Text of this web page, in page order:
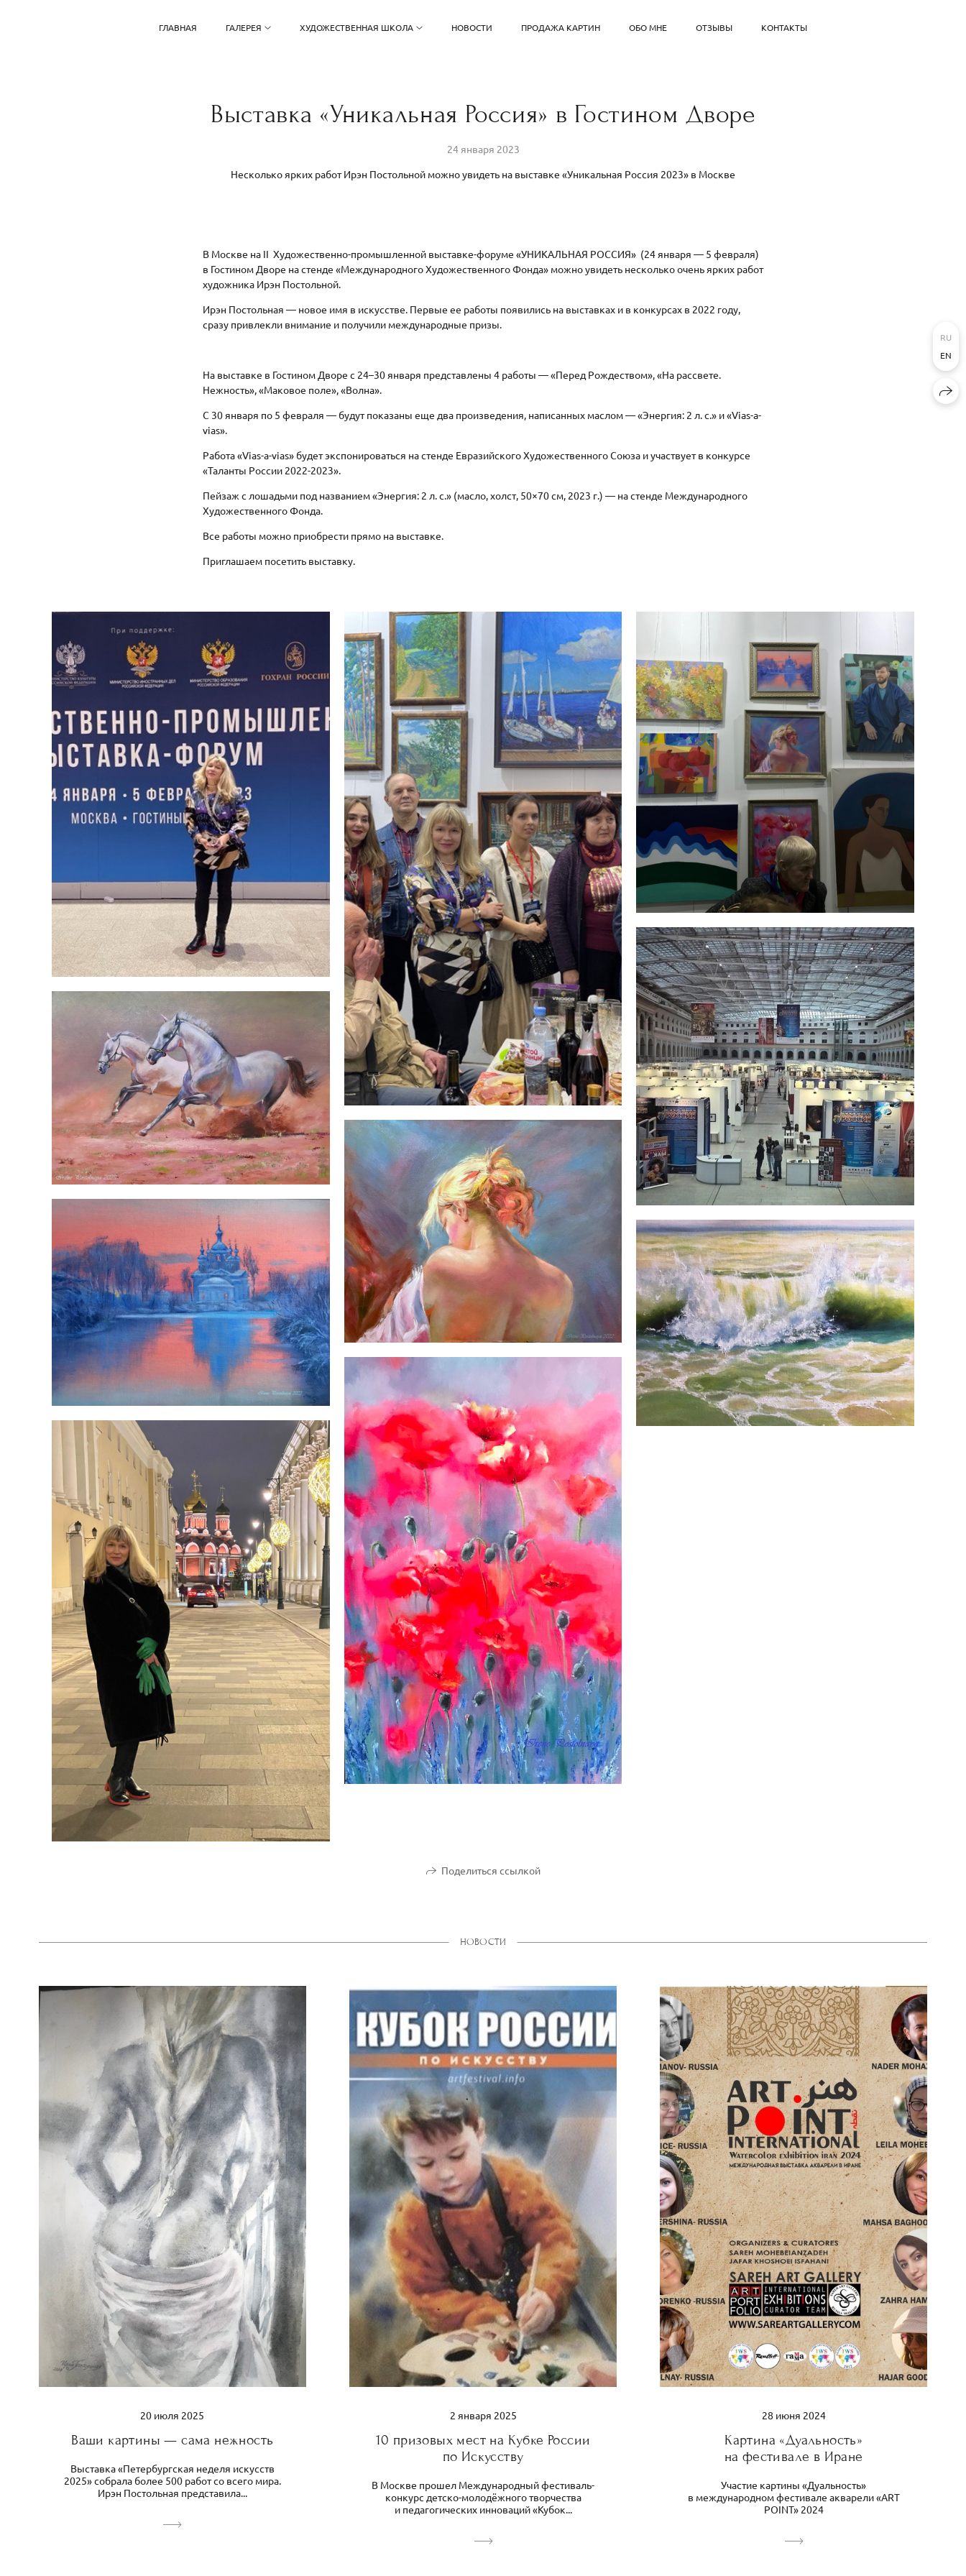
ГЛАВНАЯ ГАЛЕРЕЯ ХУДОЖЕСТВЕННАЯ ШКОЛА НОВОСТИ ПРОДАЖА КАРТИН ОБО МНЕ ОТЗЫВЫ КОНТАКТЫ
Выставка «Уникальная Россия» в Гостином Дворе
24 января 2023
Несколько ярких работ Ирэн Постольной можно увидеть на выставке «Уникальная Россия 2023» в Москве
В Москве на II Художественно-промышленной выставке-форуме «УНИКАЛЬНАЯ РОССИЯ» (24 января — 5 февраля)
в Гостином Дворе на стенде «Международного Художественного Фонда» можно увидеть несколько очень ярких работ
художника Ирэн Постольной.
Ирэн Постольная — новое имя в искусстве. Первые ее работы появились на выставках и в конкурсах в 2022 году,
сразу привлекли внимание и получили международные призы.
На выставке в Гостином Дворе с 24–30 января представлены 4 работы — «Перед Рождеством», «На рассвете.
Нежность», «Маковое поле», «Волна».
С 30 января по 5 февраля — будут показаны еще два произведения, написанных маслом — «Энергия: 2 л. с.» и «Vias-a-
vias».
Работа «Vias-a-vias» будет экспонироваться на стенде Евразийского Художественного Союза и участвует в конкурсе
«Таланты России 2022-2023».
Пейзаж с лошадьми под названием «Энергия: 2 л. с.» (масло, холст, 50×70 см, 2023 г.) — на стенде Международного
Художественного Фонда.
Все работы можно приобрести прямо на выставке.
Приглашаем посетить выставку.
Поделиться ссылкой
НОВОСТИ
20 июля 2025
Ваши картины — сама нежность
Выставка «Петербургская неделя искусств
2025» собрала более 500 работ со всего мира.
Ирэн Постольная представила...
2 января 2025
10 призовых мест на Кубке России
по Искусству
В Москве прошел Международный фестиваль-
конкурс детско-молодёжного творчества
и педагогических инноваций «Кубок...
28 июня 2024
Картина «Дуальность»
на фестивале в Иране
Участие картины «Дуальность»
в международном фестивале акварели «ART
POINT» 2024
RU
EN